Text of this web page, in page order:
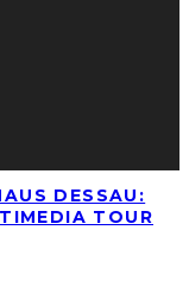
DESSAU:
TOUR